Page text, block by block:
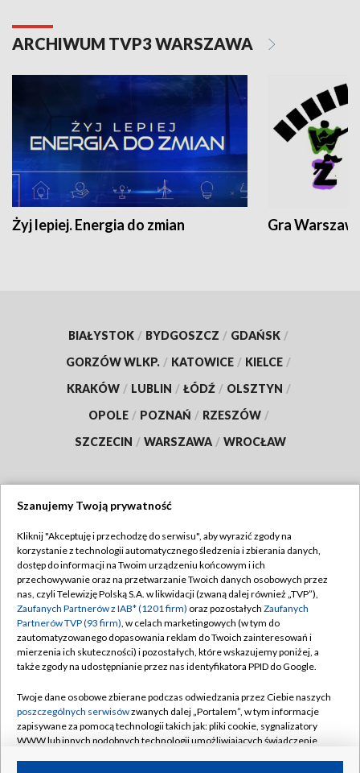
ARCHIWUM TVP3 WARSZAWA
Żyj lepiej. Energia do zmian Gra
BIAŁYSTOK / BYDGOSZCZ / GDAŃSK /
GORZÓW WLKP. / KATOWICE / KIELCE /
KRAKÓW / LUBLIN / ŁÓDŹ / OLSZTYN /
OPOLE / POZNAŃ / RZESZÓW /
SZCZECIN / WARSZAWA / WROCŁAW
TVP
Abonament TVP
Emisja w TVP
Centrum informacji TVP
Naziemna Telewizja Cyfrowa
Rada Programowa
System NOS
Informacje o nadawcy
Regulamin TVP
Polityka prywatności
Moje zgody
Pomoc
Kontakt
Kanały
Szanujemy Twoją prywatność
Kliknij "Akceptuję i przechodzę do serwisu", aby wyrazić zgody na
korzystanie z technologii automatycznego śledzenia i zbierania danych,
dostęp do informacji na Twoim urządzeniu końcowym i ich
przechowywanie oraz na przetwarzanie Twoich danych osobowych przez
nas, czyli Telewizję Polską S.A. w likwidacji (zwaną dalej również „TVP”),
Zaufanych Partnerów z IAB* (1201 firm) oraz pozostałych Zaufanych
Partnerów TVP (93 firm), w celach marketingowych (w tym do
zautomatyzowanego dopasowania reklam do Twoich zainteresowań i
mierzenia ich skuteczności) i pozostałych, które wskazujemy poniżej, a
także zgody na udostępnianie przez nas identyfikatora PPID do Google.
Twoje dane osobowe zbierane podczas odwiedzania przez Ciebie naszych
poszczególnych serwisówzwanych dalej „Portalem”, w tym informacje
zapisywane za pomocą technologii takich jak: pliki cookie, sygnalizatory
WWW lub innych podobnych technologii umożliwiających świadczenie